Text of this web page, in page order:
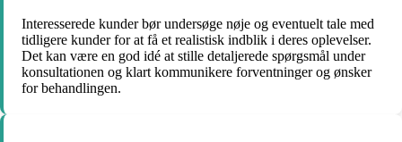
Interesserede kunder bør undersøge nøje og eventuelt tale med
tidligere kunder for at få et realistisk indblik i deres oplevelser.
Det kan være en god idé at stille detaljerede spørgsmål under
konsultationen og klart kommunikere forventninger og ønsker
for behandlingen.